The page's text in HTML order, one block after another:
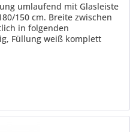
umlaufend mit Glasleiste
150 cm. Breite zwischen
in folgenden
Füllung weiß komplett